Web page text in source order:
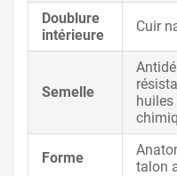
Doublure
intérieure
Cuir
Semelle
huiles
Forme
talon